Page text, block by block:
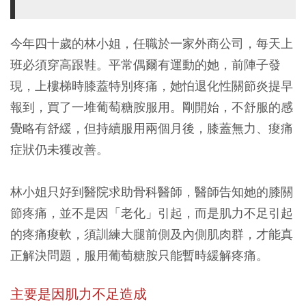
今年四十歲的林小姐，任職於一家外商公司，每天上
班必須穿高跟鞋。平常偶爾有運動的她，前陣子發
現，上樓梯時膝蓋特別疼痛，她怕退化性關節炎提早
報到，買了一堆葡萄糖胺服用。剛開始，不舒服的感
覺略有舒緩，但持續服用兩個月後，膝蓋無力、痠痛
症狀仍未獲改善。
林小姐只好到醫院求助骨科醫師，醫師告知她的膝關
節疼痛，並不是因「老化」引起，而是肌力不足引起
的疼痛痠軟，須訓練大腿前側及內側肌肉群，才能真
正解決問題，服用葡萄糖胺只能暫時緩解疼痛。
主要是因肌力不足造成